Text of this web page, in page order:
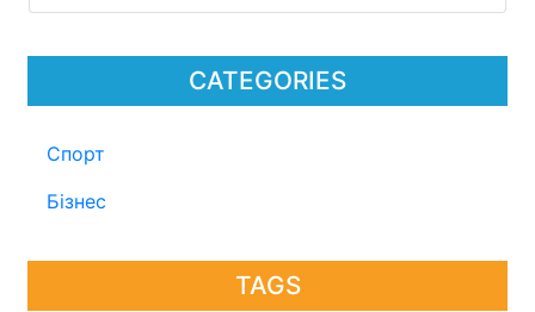
CATEGORIES
Спорт
Бізнес
TAGS